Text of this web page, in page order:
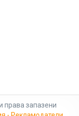
запазени